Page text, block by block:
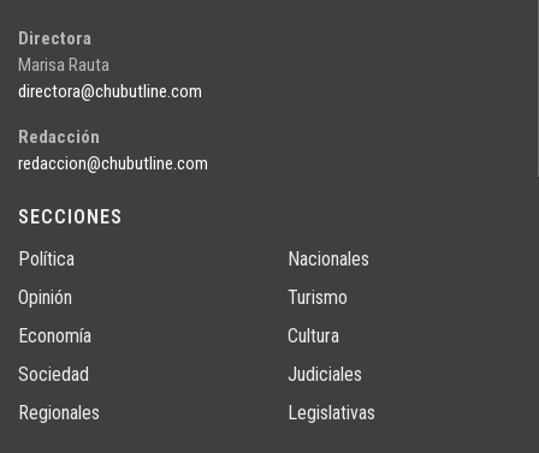
Directora
Marisa Rauta
directora@chubutline.com
Redacción
redaccion@chubutline.com
SECCIONES
Política
Opinión
Economía
Sociedad
Regionales
Nacionales
Turismo
Cultura
Judiciales
Legislativas